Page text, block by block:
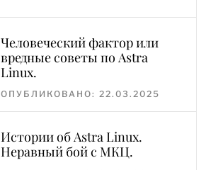
Человеческий фактор или
вредные советы по Astra
Linux.
ОПУБЛИКОВАНО: 22.03.2025
Истории об Astra Linux.
Неравный бой с МКЦ.